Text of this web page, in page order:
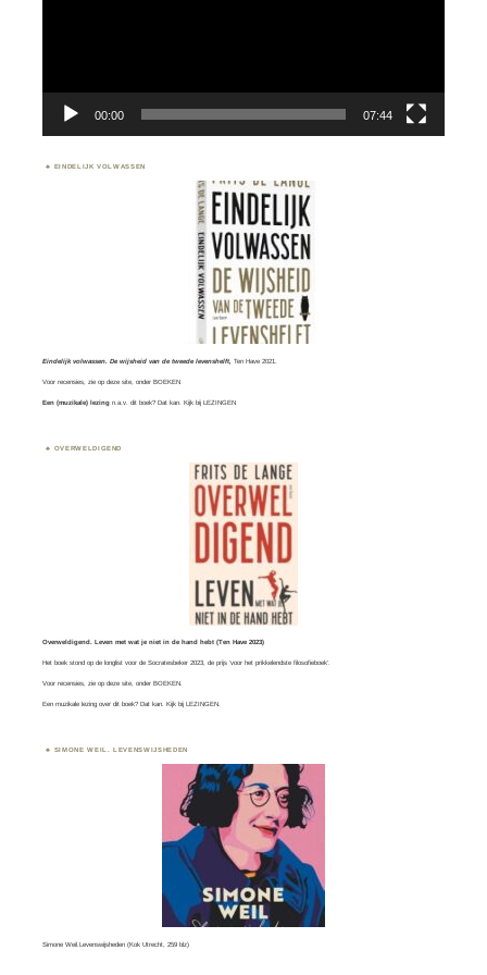
00:00 07:44
EINDELIJK VOLWASSEN
Eindelijk volwassen. De wijsheid van de tweede levenshelft, Ten Have 2021.
Voor recensies, zie op deze site, onderBOEKEN
Een (muzikale) lezing n.a.v. dit boek? Dat kan. Kijk bijLEZINGEN
OVERWELDIGEND
Overweldigend. Leven met wat je niet in de hand hebt (Ten Have 2023)
Het boek stond op de longlist voor deSocratesbeker 2023, de prijs ‘voor het prikkelendste filosofieboek’.
Voor recensies, zie op deze site, onderBOEKEN
Een muzikale lezing over dit boek? Dat kan. Kijk bijLEZINGEN.
SIMONE WEIL. LEVENSWIJSHEDEN
Simone Weil.Levenswijsheden (Kok Utrecht, 259 blz)